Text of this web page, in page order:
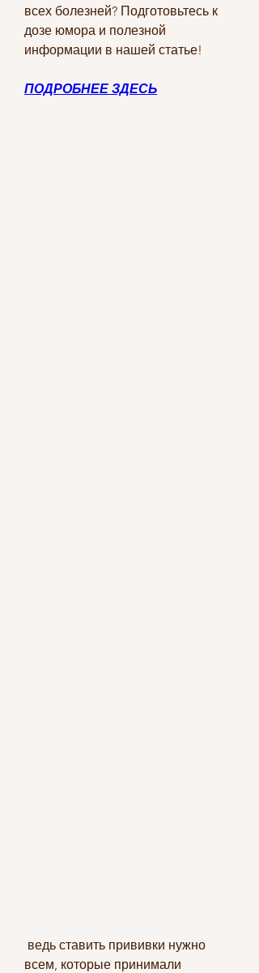
всех болезней? Подготовьтесь к
дозе юмора и полезной
информации в нашей статье!
ПОДРОБНЕЕ ЗДЕСЬ
всем, которые принимали